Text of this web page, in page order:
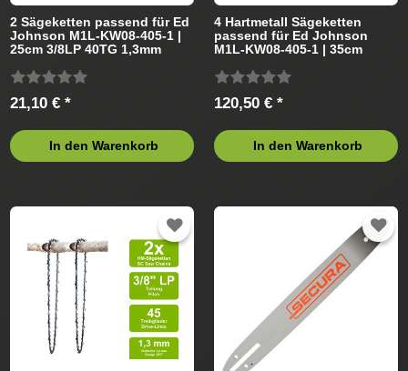
2 Sägeketten passend für Ed
Johnson M1L-KW08-405-1 |
25cm 3/8LP 40TG 1,3mm
21,10 € *
In den Warenkorb
4 Hartmetall Sägeketten
passend für Ed Johnson
M1L-KW08-405-1 | 35cm
120,50 € *
In den Warenkorb